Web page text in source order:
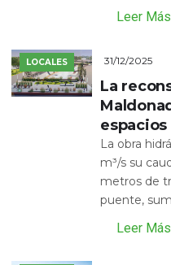
Leer Más
LOCALES 31/12/2025
La
La obra
m³/s su
metros de
puente,
Leer Más